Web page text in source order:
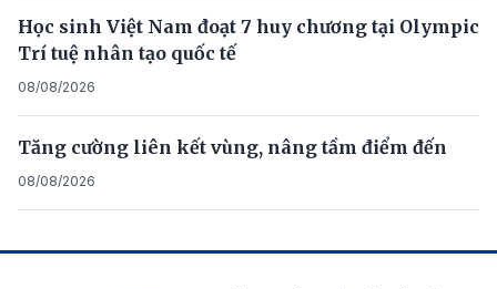
Học sinh Việt Nam đoạt 7 huy chương tại Olympic
Trí tuệ nhân tạo quốc tế
08/08/2026
Tăng cường liên kết vùng, nâng tầm điểm đến
08/08/2026